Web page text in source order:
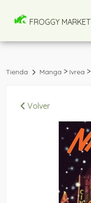
FROGGY MARKET
Tienda Manga > Ivrea >
Volver